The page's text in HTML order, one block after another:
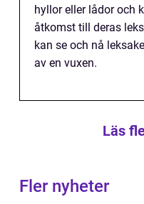
hyllor eller lådor och
åtkomst till deras
kan se och nå
av en vuxen.
Läs
Fler nyheter